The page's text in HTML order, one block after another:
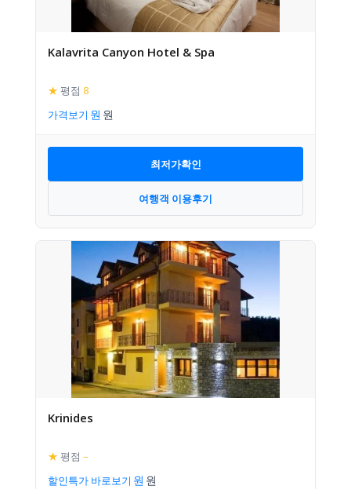
Kalavrita Canyon Hotel & Spa
★ 평점 8
가격보기
최저가확인
여행객 이용후기
Krinides
★ 평점 –
할인특가 바로보기